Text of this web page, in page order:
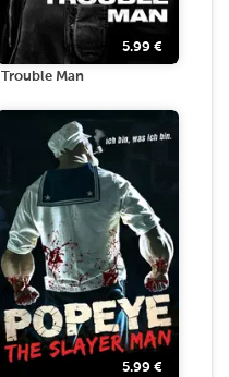
5.99 €
Trouble Man
5.99 €